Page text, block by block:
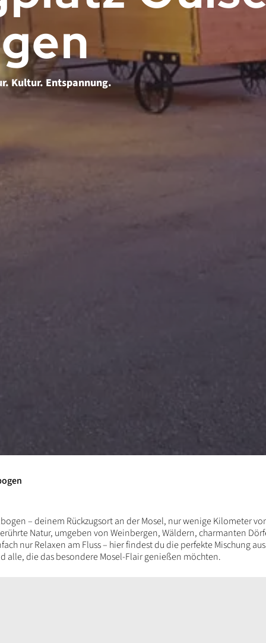
Kultur. Entspannung.
– deinem Rückzugsort an der Mosel, nur wenige Kilometer
Natur, umgeben von Weinbergen, Wäldern, charmanten
nur Relaxen am Fluss – hier findest du die perfekte Mischung
alle, die das besondere Mosel-Flair genießen möchten.